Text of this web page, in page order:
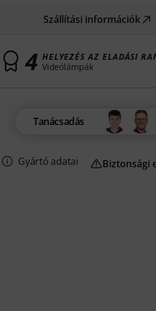
Szállítási információk
4 HELYEZÉS AZ ELADÁSI
Videólámpák
Tanácsadás
Gyártó adatai Biztonsági